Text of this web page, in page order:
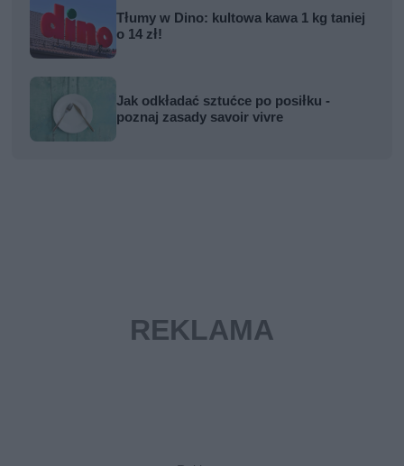
Tłumy w Dino: kultowa kawa 1 kg taniej
o 14 zł!
Jak odkładać sztućce po posiłku -
poznaj zasady savoir vivre